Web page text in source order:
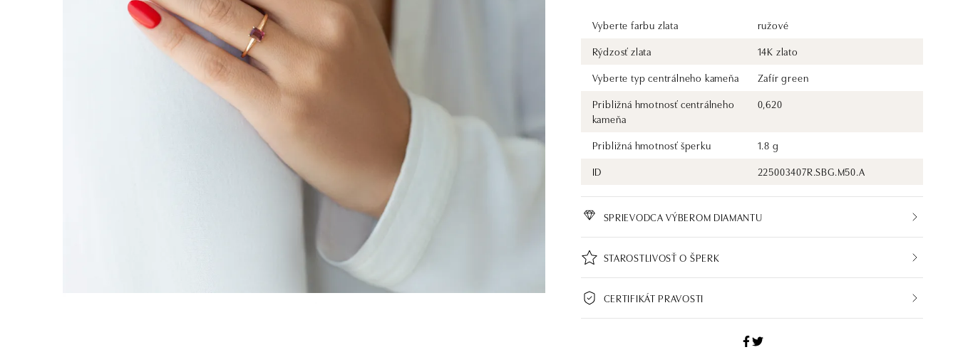
Vyberte farbu zlata
ružové
Rýdzosť zlata
14K zlato
Vyberte typ centrálneho kameňa
Zafír green
Približná hmotnosť centrálneho
kameňa
0,620
Približná hmotnosť šperku
1.8 g
ID
225003407R.SBG.M50.A
SPRIEVODCA VÝBEROM DIAMANTU
STAROSTLIVOSŤ O ŠPERK
CERTIFIKÁT PRAVOSTI